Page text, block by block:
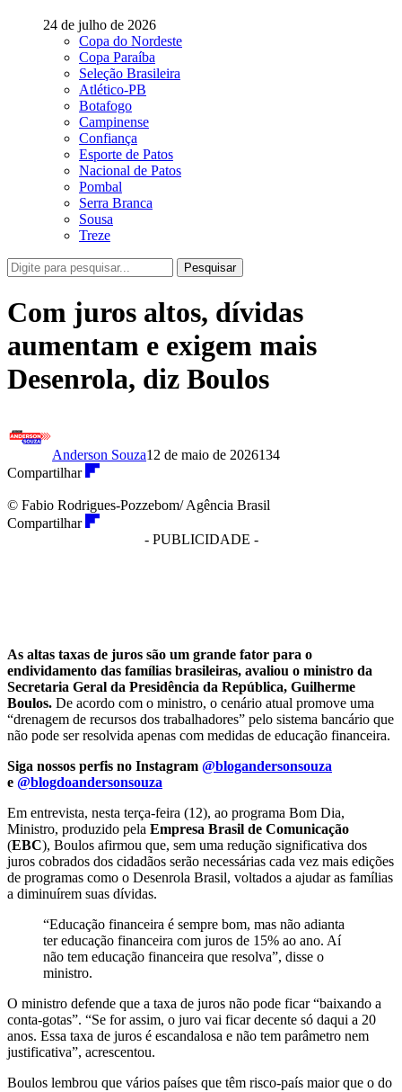
24 de julho de 2026
Copa do Nordeste
Copa Paraíba
Seleção Brasileira
Atlético-PB
Botafogo
Campinense
Confiança
Esporte de Patos
Nacional de Patos
Pombal
Serra Branca
Sousa
Treze
Pesquisar
Com juros altos, dívidas
aumentam e exigem mais
Desenrola, diz Boulos
Anderson Souza12 de maio de 2026134
Compartilhar
© Fabio Rodrigues-Pozzebom/ Agência Brasil
Compartilhar
- PUBLICIDADE -
As altas taxas de juros são um grande fator para o
endividamento das famílias brasileiras, avaliou o ministro da
Secretaria Geral da Presidência da República, Guilherme
Boulos. De acordo com o ministro, o cenário atual promove uma
“drenagem de recursos dos trabalhadores” pelo sistema bancário que
não pode ser resolvida apenas com medidas de educação financeira.
Siga nossos perfis no Instagram @blogandersonsouza
e @blogdoandersonsouza
Em entrevista, nesta terça-feira (12), ao programa Bom Dia,
Ministro, produzido pela Empresa Brasil de Comunicação
(EBC), Boulos afirmou que, sem uma redução significativa dos
juros cobrados dos cidadãos serão necessárias cada vez mais edições
de programas como o Desenrola Brasil, voltados a ajudar as famílias
a diminuírem suas dívidas.
“Educação financeira é sempre bom, mas não adianta
ter educação financeira com juros de 15% ao ano. Aí
não tem educação financeira que resolva”, disse o
ministro.
O ministro defende que a taxa de juros não pode ficar “baixando a
conta-gotas”. “Se for assim, o juro vai ficar decente só daqui a 20
anos. Essa taxa de juros é escandalosa e não tem parâmetro nem
justificativa”, acrescentou.
Boulos lembrou que vários países que têm risco-país maior que o do